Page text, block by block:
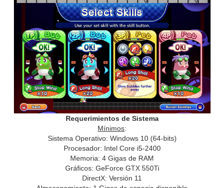
Requerimientos de Sistema
Mínimos:
Sistema Operativo: Windows 10 (64-bits)
Procesador: Intel Core i5-2400
Memoria: 4 Gigas de RAM
Gráficos: GeForce GTX 550Ti
DirectX: Versión 11